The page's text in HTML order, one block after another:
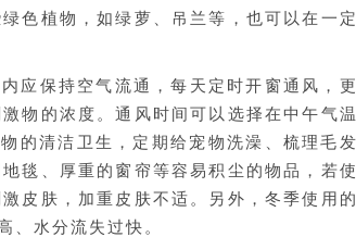
色植物，如绿萝、吊兰等，也可以在一
应保持空气流通，每天定时开窗通风，
物的浓度。通风时间可以选择在中午气
的清洁卫生，定期给宠物洗澡、梳理毛发
毯、厚重的窗帘等容易积尘的物品，若
皮肤，加重皮肤不适。另外，冬季使用
、水分流失过快。